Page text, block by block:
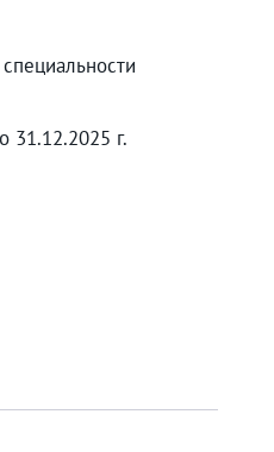
31.12.2025 г.